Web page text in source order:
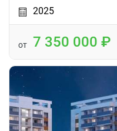
2025
от 7 350 000